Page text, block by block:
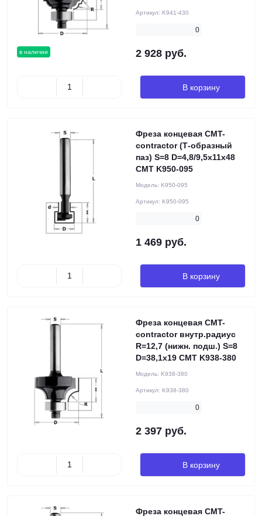
в наличии
Артикул: K941-430
0
2 928 руб.
В корзину
Фреза концевая CMT-
contractor (Т-образный
паз) S=8 D=4,8/9,5x11x48
CMT K950-095
Модель: K950-095
Артикул: K950-095
0
1 469 руб.
В корзину
Фреза концевая CMT-
contractor внутр.радиус
R=12,7 (нижн. подш.) S=8
D=38,1x19 CMT K938-380
Модель: K938-380
Артикул: K938-380
0
2 397 руб.
В корзину
Фреза концевая CMT-